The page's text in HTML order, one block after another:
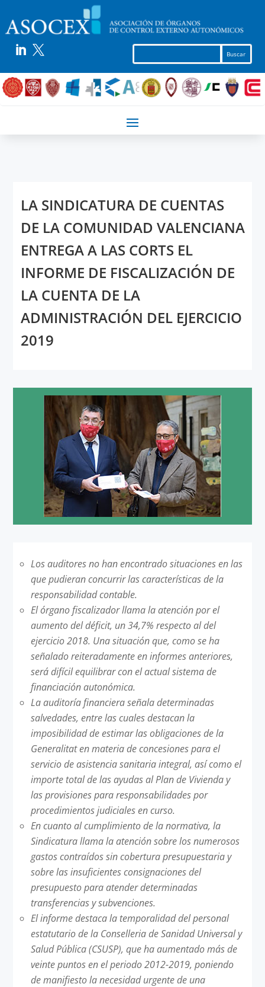
 
LA SINDICATURA DE CUENTAS
DE LA COMUNIDAD VALENCIANA
ENTREGA A LAS CORTS EL
INFORME DE FISCALIZACIÓN DE
LA CUENTA DE LA
ADMINISTRACIÓN DEL EJERCICIO
2019
Los auditores no han encontrado situaciones en las
que pudieran concurrir las características de la
responsabilidad contable.
El órgano fiscalizador llama la atención por el
aumento del déficit, un 34,7% respecto al del
ejercicio 2018. Una situación que, como se ha
señalado reiteradamente en informes anteriores,
será difícil equilibrar con el actual sistema de
financiación autonómica.
La auditoría financiera señala determinadas
salvedades, entre las cuales destacan la
imposibilidad de estimar las obligaciones de la
Generalitat en materia de concesiones para el
servicio de asistencia sanitaria integral, así como el
importe total de las ayudas al Plan de Vivienda y
las provisiones para responsabilidades por
procedimientos judiciales en curso.
En cuanto al cumplimiento de la normativa, la
Sindicatura llama la atención sobre los numerosos
gastos contraídos sin cobertura presupuestaria y
sobre las insuficientes consignaciones del
presupuesto para atender determinadas
transferencias y subvenciones.
El informe destaca la temporalidad del personal
estatutario de la Conselleria de Sanidad Universal y
Salud Pública (CSUSP), que ha aumentado más de
veinte puntos en el periodo 2012-2019, poniendo
de manifiesto la necesidad urgente de una